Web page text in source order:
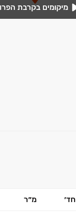
מיקומים בקרבת
חד׳ מ״ר